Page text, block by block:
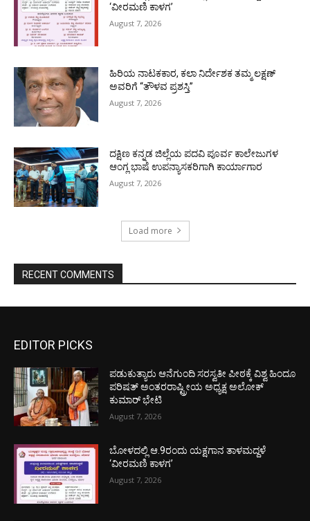
‘ವೀರಮಣಿ ಕಾಳಗ’
August 7, 2026
ಹಿರಿಯ ನಾಟಕಕಾರ, ಕಲಾ ನಿರ್ದೇಶಕ ತಮ್ಮ ಲಕ್ಷಣ್
ಅವರಿಗೆ “ತೌಳವ ಪ್ರಶಸ್ತಿ”
August 7, 2026
ದಕ್ಷಿಣ ಕನ್ನಡ ಜಿಲ್ಲೆಯ ಪದವಿ ಪೂರ್ವ ಕಾಲೇಜುಗಳ
ಆಂಗ್ಲ ಭಾಷೆ ಉಪನ್ಯಾಸಕರಿಗಾಗಿ ಕಾರ್ಯಾಗಾರ
August 7, 2026
Load more
RECENT COMMENTS
EDITOR PICKS
ಪಡುಕುತ್ಯಾರು ಆನೆಗುಂದಿ ಸರಸ್ವತೀ ಪೀಠಕ್ಕೆ ವಿಶ್ವ ಹಿಂದೂ
ಪರಿಷತ್ ಅಂತರರಾಷ್ಟ್ರೀಯ ಅಧ್ಯಕ್ಷ ಅಲೋಕ್
ಕುಮಾರ್ ಭೇಟಿ
August 7, 2026
ಬೋಳದಲ್ಲಿ ಆ.9ರಂದು ಯಕ್ಷಗಾನ ತಾಳಮದ್ದಳೆ
‘ವೀರಮಣಿ ಕಾಳಗ’
August 7, 2026